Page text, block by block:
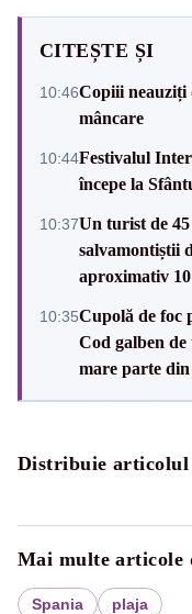
CITEȘTE ȘI
10:46Copiii neauziți
mâncare
10:44Festivalul
începe la
10:37Un turist de 45
salvamontiștii
aproximativ
10:35Cupolă de foc
Cod galben
mare parte
Distribuie articolul
Mai multe articole
Spania plaja